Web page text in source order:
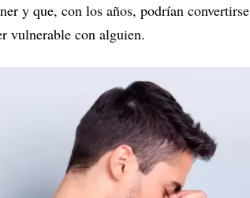
y que, con los años, podrían convertirse
vulnerable con alguien.